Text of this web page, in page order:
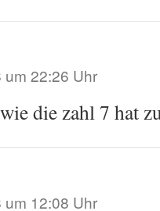
um 22:26 Uhr
die zahl 7 hat
um 12:08 Uhr